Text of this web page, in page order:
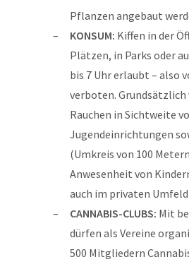
Pflanzen angebaut
KONSUM: Kiffen in der
Plätzen, in Parks oder
bis 7 Uhr erlaubt – also
verboten.
Rauchen in Sichtweite
Jugendeinrichtungen
(Umkreis von 100
Anwesenheit von
auch im privaten
CANNABIS-CLUBS: Mit
dürfen als Vereine
500 Mitgliedern